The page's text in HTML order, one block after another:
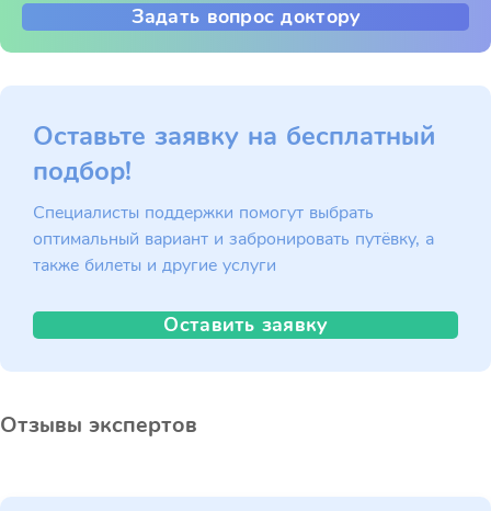
Задать вопрос доктору
Оставьте заявку на бесплатный
подбор!
Специалисты поддержки помогут выбрать
оптимальный вариант и забронировать путёвку, а
также билеты и другие услуги
Оставить заявку
Отзывы экспертов